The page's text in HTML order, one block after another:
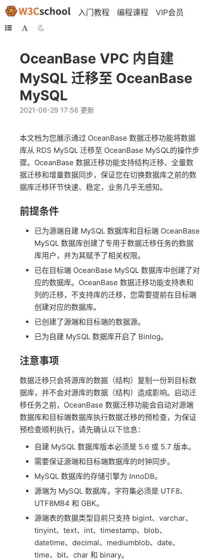
入门教程 编程课程 VIP会员
OceanBase VPC 内自建
MySQL 迁移至 OceanBase
MySQL
2021-06-29 17:56 更新
本文档为您展示通过 OceanBase 数据迁移功能将数据
库从 RDS MySQL 迁移至 OceanBase MySQL的操作步
骤。OceanBase 数据迁移功能支持结构迁移、全量数
据迁移和增量数据同步，保证您在切换数据库之前的数
据库迁移环节快速、稳定，业务几乎无感知。
前提条件
已为源端自建 MySQL 数据库和目标端 OceanBase
MySQL 数据库创建了专用于数据迁移任务的数据
库用户，并为其赋予了相关权限。
已在目标端 OceanBase MySQL 数据库中创建了对
应的数据库。OceanBase 数据迁移功能支持表和
列的迁移，不支持库的迁移，您需要提前在目标端
创建对应的数据库。
已创建了源端和目标端的数据源。
已为自建 MySQL 数据库开启了 Binlog。
注意事项
数据迁移只会将源库的数据（结构）复制一份到目标数
据库，并不会对源库的数据（结构）造成影响。启动迁
移任务之前，OceanBase 数据迁移功能会自动对源端
数据库和目标端数据库执行数据迁移的预检查，为保证
预检查顺利执行，请先确认以下信息：
自建 MySQL 数据库版本必须是 5.6 或 5.7 版本。
需要保证源端和目标端数据库的时钟同步。
MySQL 数据库的存储引擎为 InnoDB。
源端为 MySQL 数据库，字符集必须是 UTF8、
UTF8MB4 和 GBK。
源端表的数据类型目前只支持 bigint、varchar、
tinyint、text、int、timestamp、blob、
datetime、decimal、mediumblob、date、
time、bit、char 和 binary。